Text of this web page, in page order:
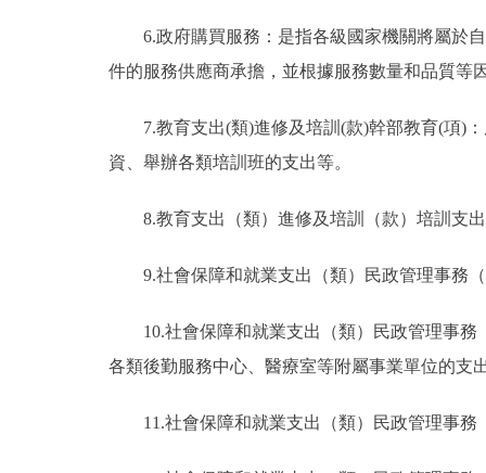
6.政府購買服務：是指各級國家機關將屬於
件的服務供應商承擔，並根據服務數量和品質等
7.教育支出(類)進修及培訓(款)幹部教育(項)
資、舉辦各類培訓班的支出等。
8.教育支出（類）進修及培訓（款）培訓支
9.社會保障和就業支出（類）民政管理事務
10.社會保障和就業支出（類）民政管理事
各類後勤服務中心、醫療室等附屬事業單位的支
11.社會保障和就業支出（類）民政管理事